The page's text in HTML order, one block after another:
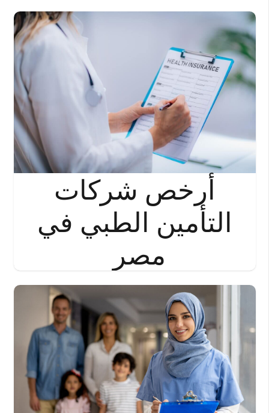
أرخص شركات
التأمين الطبي في
مصر